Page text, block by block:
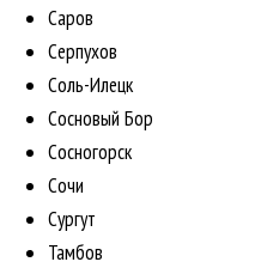
Саров
Серпухов
Соль-Илецк
Сосновый Бор
Сосногорск
Сочи
Сургут
Тамбов